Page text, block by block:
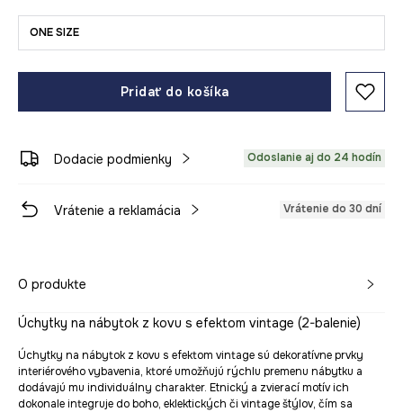
ONE SIZE
Pridať do košíka
Dodacie podmienky Odoslanie aj do 24 hodín
Vrátenie a reklamácia Vrátenie do 30 dní
O produkte
Úchytky na nábytok z kovu s efektom vintage (2-balenie)
Úchytky na nábytok z kovu s efektom vintage sú dekoratívne prvky
interiérového vybavenia, ktoré umožňujú rýchlu premenu nábytku a
dodávajú mu individuálny charakter. Etnický a zvierací motív ich
dokonale integruje do boho, eklektických či vintage štýlov, čím sa